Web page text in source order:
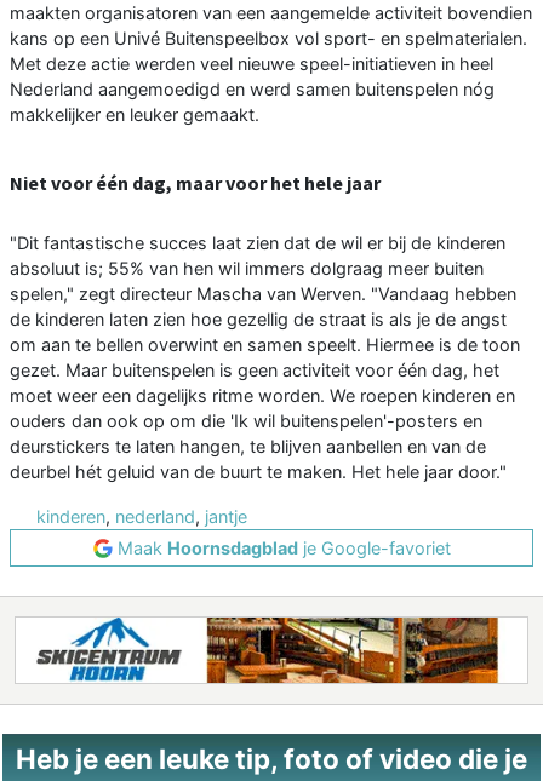
maakten organisatoren van een aangemelde activiteit bovendien
kans op een Univé Buitenspeelbox vol sport- en spelmaterialen.
Met deze actie werden veel nieuwe speel-initiatieven in heel
Nederland aangemoedigd en werd samen buitenspelen nóg
makkelijker en leuker gemaakt.
Niet voor één dag, maar voor het hele jaar
"Dit fantastische succes laat zien dat de wil er bij de kinderen
absoluut is; 55% van hen wil immers dolgraag meer buiten
spelen," zegt directeur Mascha van Werven. "Vandaag hebben
de kinderen laten zien hoe gezellig de straat is als je de angst
om aan te bellen overwint en samen speelt. Hiermee is de toon
gezet. Maar buitenspelen is geen activiteit voor één dag, het
moet weer een dagelijks ritme worden. We roepen kinderen en
ouders dan ook op om die 'Ik wil buitenspelen'-posters en
deurstickers te laten hangen, te blijven aanbellen en van de
deurbel hét geluid van de buurt te maken. Het hele jaar door."
kinderen, nederland, jantje
Maak Hoornsdagbladje Google-favoriet
Heb je een leuke tip, foto of video die je